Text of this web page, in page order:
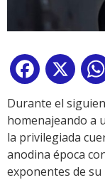
Facebook
X
Durante el
homenajeando a
la privilegiada
anodina época
exponentes de